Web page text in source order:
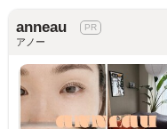
anneau
アノー